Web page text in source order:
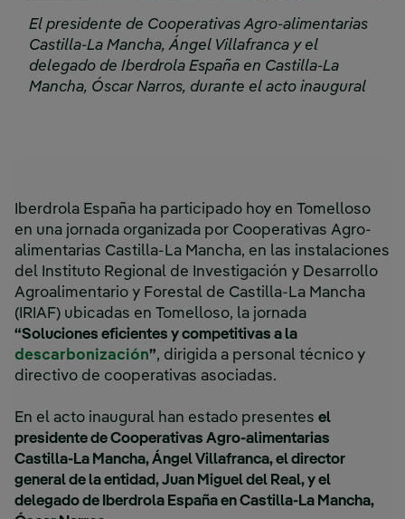
El presidente de Cooperativas Agro-alimentarias
Castilla-La Mancha, Ángel Villafranca y el
delegado de Iberdrola España en Castilla-La
Mancha, Óscar Narros, durante el acto inaugural
Iberdrola España ha participado hoy en Tomelloso
en una jornada organizada por Cooperativas Agro-
alimentarias Castilla-La Mancha, en las instalaciones
del Instituto Regional de Investigación y Desarrollo
Agroalimentario y Forestal de Castilla-La Mancha
(IRIAF) ubicadas en Tomelloso, la jornada
“Soluciones eficientes y competitivas a la
descarbonización”, dirigida a personal técnico y
directivo de cooperativas asociadas.
En el acto inaugural han estado presentes el
presidente de Cooperativas Agro-alimentarias
Castilla-La Mancha, Ángel Villafranca, el director
general de la entidad, Juan Miguel del Real, y el
delegado de Iberdrola España en Castilla-La Mancha,